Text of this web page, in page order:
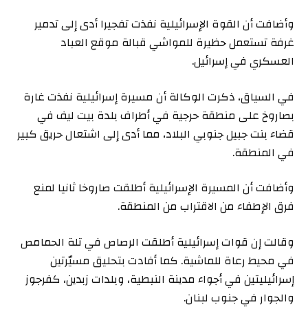
وأضافت أن القوة الإسرائيلية نفذت تفجيرا أدى إلى تدمير
غرفة تستعمل حظيرة للمواشي قبالة موقع العباد
العسكري في إسرائيل.
في السياق، ذكرت الوكالة أن مسيرة إسرائيلية نفذت غارة
بصاروخ على منطقة حرجية في أطراف بلدة بيت ليف في
قضاء بنت جبيل جنوبي البلاد، مما أدى إلى اشتعال حريق كبير
في المنطقة.
وأضافت أن المسيرة الإسرائيلية أطلقت صاروخا ثانيا لمنع
فرق الإطفاء من الاقتراب من المنطقة.
وقالت إن قوات إسرائيلية أطلقت الرصاص في تلة الحمامص
في محيط رعاة للماشية. كما أفادت بتحليق مسيّرتين
إسرائيليتين في أجواء مدينة النبطية، وبلدات زبدين، كفرجوز
والجوار في جنوب لبنان.